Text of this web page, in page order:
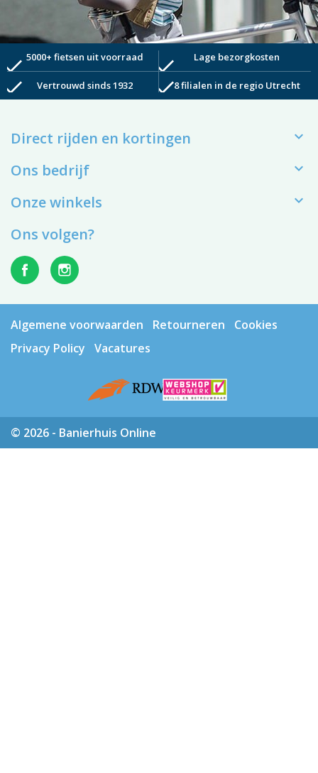
check5000+ fietsen uit voorraad check Lage bezorgkosten
check Vertrouwd sinds 1932 check8 filialen in de regio Utrecht
Direct rijden en kortingen 
Ons bedrijf 
Onze winkels 
Ons volgen?
Algemene voorwaarden Retourneren
Cookies
Privacy Policy
Vacatures
© 2026 - Banierhuis Online